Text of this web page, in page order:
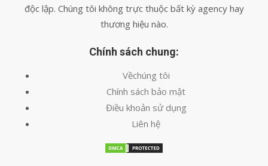
độc lập. Chúng tôi không trực thuộc bất kỳ agency hay
thương hiệu nào.
Chính sách chung:
Vềchúng tôi
Chính sách bảo mật
Điều khoản sử dụng
Liên hệ